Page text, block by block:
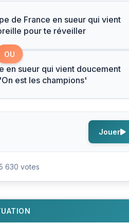
de France en sueur qui vient
pour te réveiller
OU
en sueur qui vient doucement
est les champions'
Jouer
630 votes